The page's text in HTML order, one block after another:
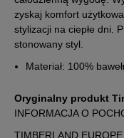
XXL
zyskaj komfort
stylizacji na ciepłe dni.
stonowany styl.
Materiał: 100%
Oryginalny produkt
INFORMACJA O
TIMBERLAND